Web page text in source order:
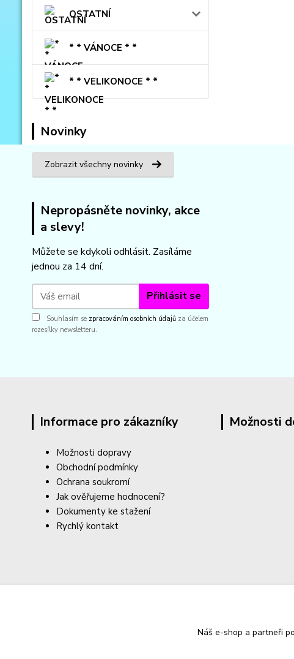
OSTATNÍ
* * VÁNOCE * *
* * VELIKONOCE * *
Novinky
Zobrazit všechny novinky
Nepropásněte novinky, akce
a slevy!
Můžete se kdykoli odhlásit. Zasíláme
jednou za 14 dní.
Přihlásit se
Souhlasím se zpracováním osobních údajů za účelem
rozesílky newsletteru.
Informace pro zákazníky
Možnosti dopravy
Obchodní podmínky
Ochrana soukromí
Jak ověřujeme hodnocení?
Dokumenty ke stažení
Rychlý kontakt
Možnosti
Náš e-shop a partneři